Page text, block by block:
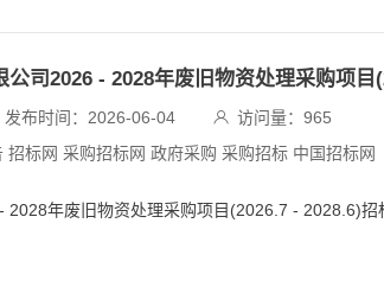
司2026 - 2028年废旧物资处理采购项
发布时间：2026-06-04 访问量：965
招标网 采购招标网 政府采购 采购招标 中国招标网
年废旧物资处理采购项目(2026.7 - 2028.6)招